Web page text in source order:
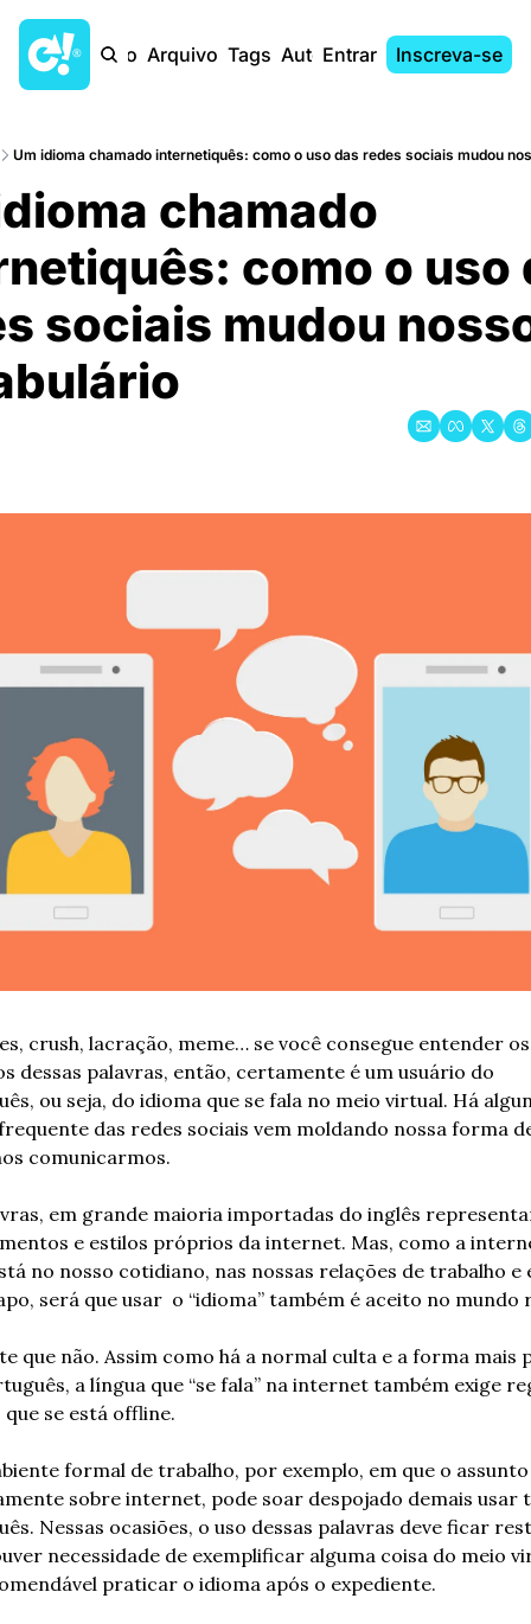
Início Arquivo Tags AutoresEntrar Inscreva-se
Um idioma chamado internetiquês: como o uso das redes sociais mudou
chamado
como o uso
sociais mudou
crush, lacração, meme… se você consegue entender os
dessas palavras, então, certamente é um usuário do
ou seja, do idioma que se fala no meio virtual. Há
das redes sociais vem moldando nossa forma
comunicarmos.
em grande maioria importadas do inglês
e estilos próprios da internet. Mas, como a
no nosso cotidiano, nas nossas relações de trabalho e
será que usar  o “idioma” também é aceito no mundo
que não. Assim como há a normal culta e a forma mais
a língua que “se fala” na internet também exige
se está offline.
formal de trabalho, por exemplo, em que o
sobre internet, pode soar despojado demais usar
Nessas ocasiões, o uso dessas palavras deve ficar
necessidade de exemplificar alguma coisa do meio
praticar o idioma após o expediente.